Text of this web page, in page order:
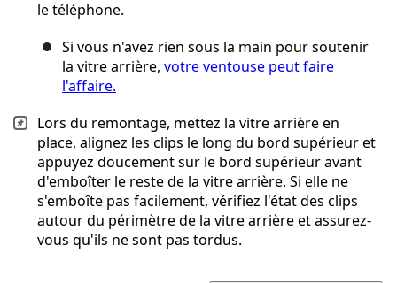
le téléphone.
Si vous n'avez rien sous la main pour soutenir
la vitre arrière, votre ventouse peut faire
l'affaire.
Lors du remontage, mettez la vitre arrière en
place, alignez les clips le long du bord supérieur et
appuyez doucement sur le bord supérieur avant
d'emboîter le reste de la vitre arrière. Si elle ne
s'emboîte pas facilement, vérifiez l'état des clips
autour du périmètre de la vitre arrière et assurez-
vous qu'ils ne sont pas tordus.